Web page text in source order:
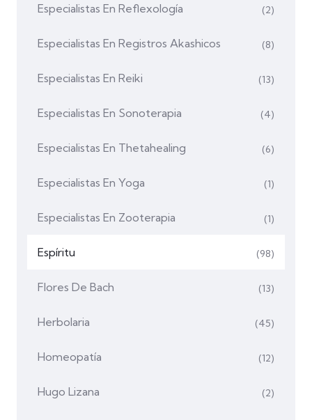
Especialistas En Reflexología (2)
Especialistas En Registros Akashicos (8)
Especialistas En Reiki (13)
Especialistas En Sonoterapia (4)
Especialistas En Thetahealing (6)
Especialistas En Yoga (1)
Especialistas En Zooterapia (1)
Espíritu (98)
Flores De Bach (13)
Herbolaria (45)
Homeopatía (12)
Hugo Lizana (2)